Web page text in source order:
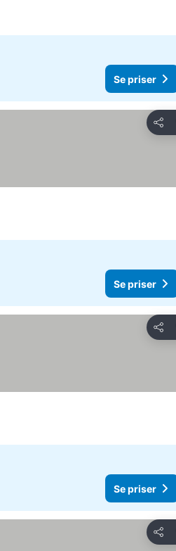
Se priser
Dela
Se priser
Dela
Se priser
Dela